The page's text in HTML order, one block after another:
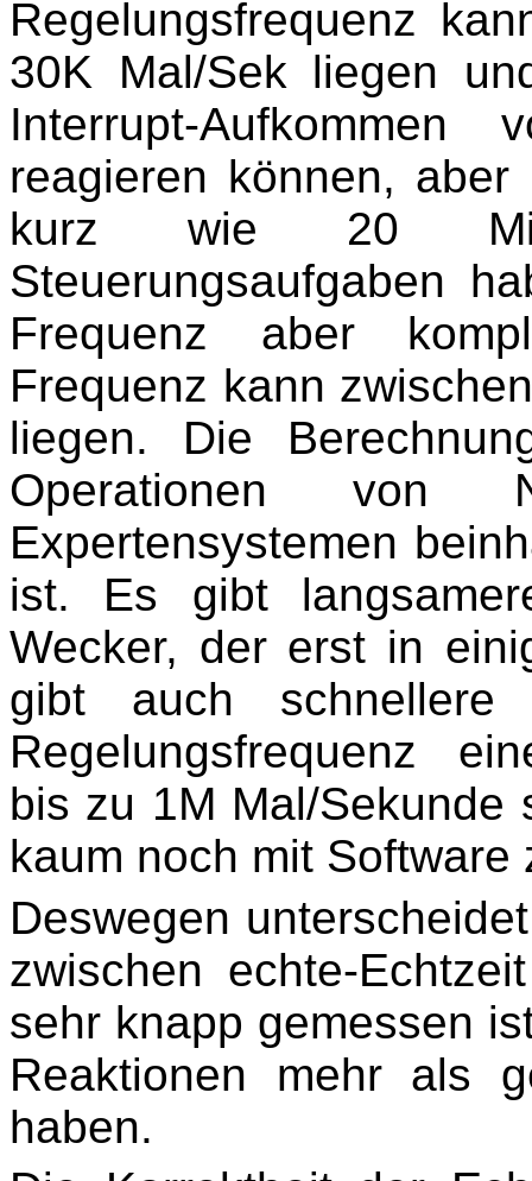
Regelungsfrequenz
30K Mal/Sek liegen
Interrupt-
reagieren können,
kurz wie 20
Steuerungsaufgaben
Frequenz aber
Frequenz kann
liegen. Die
Operationen von
Expertensystemen
ist. Es gibt
Wecker, der erst in
gibt auch
Regelungsfrequenz
bis zu 1M Mal/Sekunde
kaum noch mit Software
Deswegen
zwischen echte-
sehr knapp gemessen
Reaktionen mehr als
haben.